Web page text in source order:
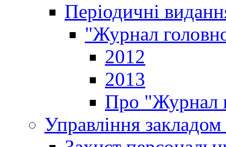
Періодичні
"Журнал
2012
2013
Про "Журнал
Управління